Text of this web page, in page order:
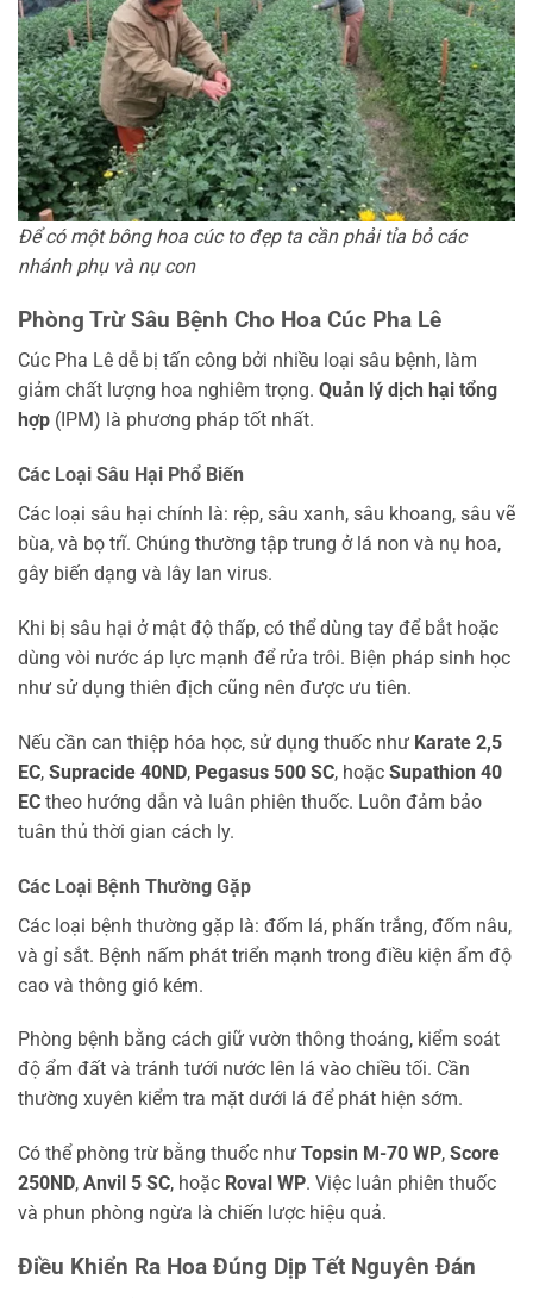
Để có một bông hoa cúc to đẹp ta cần phải tỉa bỏ các
nhánh phụ và nụ con
Phòng Trừ Sâu Bệnh Cho Hoa Cúc Pha Lê
Cúc Pha Lê dễ bị tấn công bởi nhiều loại sâu bệnh, làm
giảm chất lượng hoa nghiêm trọng. Quản lý dịch hại tổng
hợp (IPM) là phương pháp tốt nhất.
Các Loại Sâu Hại Phổ Biến
Các loại sâu hại chính là: rệp, sâu xanh, sâu khoang, sâu vẽ
bùa, và bọ trĩ. Chúng thường tập trung ở lá non và nụ hoa,
gây biến dạng và lây lan virus.
Khi bị sâu hại ở mật độ thấp, có thể dùng tay để bắt hoặc
dùng vòi nước áp lực mạnh để rửa trôi. Biện pháp sinh học
như sử dụng thiên địch cũng nên được ưu tiên.
Nếu cần can thiệp hóa học, sử dụng thuốc như Karate 2,5
EC, Supracide 40ND, Pegasus 500 SC, hoặc Supathion 40
EC theo hướng dẫn và luân phiên thuốc. Luôn đảm bảo
tuân thủ thời gian cách ly.
Các Loại Bệnh Thường Gặp
Các loại bệnh thường gặp là: đốm lá, phấn trắng, đốm nâu,
và gỉ sắt. Bệnh nấm phát triển mạnh trong điều kiện ẩm độ
cao và thông gió kém.
Phòng bệnh bằng cách giữ vườn thông thoáng, kiểm soát
độ ẩm đất và tránh tưới nước lên lá vào chiều tối. Cần
thường xuyên kiểm tra mặt dưới lá để phát hiện sớm.
Có thể phòng trừ bằng thuốc như Topsin M-70 WP, Score
250ND, Anvil 5 SC, hoặc Roval WP. Việc luân phiên thuốc
và phun phòng ngừa là chiến lược hiệu quả.
Điều Khiển Ra Hoa Đúng Dịp Tết Nguyên Đán